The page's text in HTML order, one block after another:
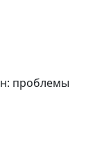
проблемы